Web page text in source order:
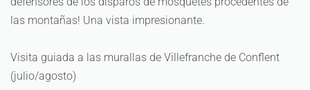
las montañas! Una vista impresionante.
Visita guiada a las murallas de Villefranche de Conflent
(julio/agosto)